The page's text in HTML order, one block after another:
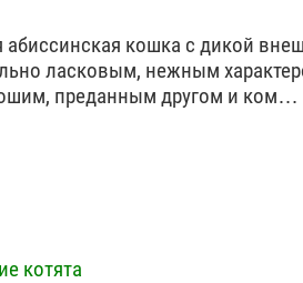
абиссинская кошка с дикой
ласковым, нежным
преданным другом и ком…
котята